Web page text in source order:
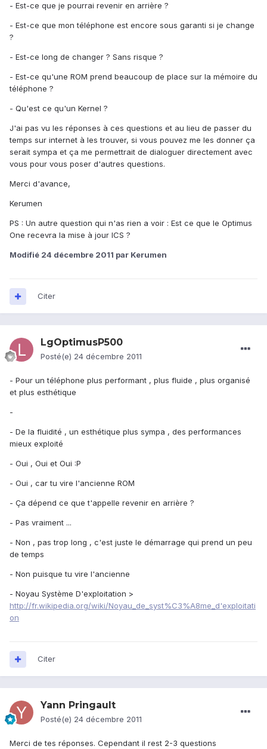
- Est-ce que je pourrai revenir en arrière ?
- Est-ce que mon téléphone est encore sous garanti si je change
?
- Est-ce long de changer ? Sans risque ?
- Est-ce qu'une ROM prend beaucoup de place sur la mémoire du
téléphone ?
- Qu'est ce qu'un Kernel ?
J'ai pas vu les réponses à ces questions et au lieu de passer du
temps sur internet à les trouver, si vous pouvez me les donner ça
serait sympa et ça me permettrait de dialoguer directement avec
vous pour vous poser d'autres questions.
Merci d'avance,
Kerumen
PS : Un autre question qui n'as rien a voir : Est ce que le Optimus
One recevra la mise à jour ICS ?
Modifié 24 décembre 2011 par Kerumen
Citer
LgOptimusP500
Posté(e) 24 décembre 2011
- Pour un téléphone plus performant , plus fluide , plus organisé
et plus esthétique
-
- De la fluidité , un esthétique plus sympa , des performances
mieux exploité
- Oui , Oui et Oui :P
- Oui , car tu vire l'ancienne ROM
- Ça dépend ce que t'appelle revenir en arrière ?
- Pas vraiment ...
- Non , pas trop long , c'est juste le démarrage qui prend un peu
de temps
- Non puisque tu vire l'ancienne
- Noyau Système D'exploitation >
http://fr.wikipedia.org/wiki/Noyau_de_syst%C3%A8me_d'exploitati
on
Citer
Yann Pringault
Posté(e) 24 décembre 2011
Merci de tes réponses. Cependant il rest 2-3 questions